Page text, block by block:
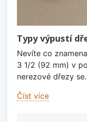
Typy výpustí
Nevíte co
3 1/2 (92 mm) v
nerezové dřezy
Číst více